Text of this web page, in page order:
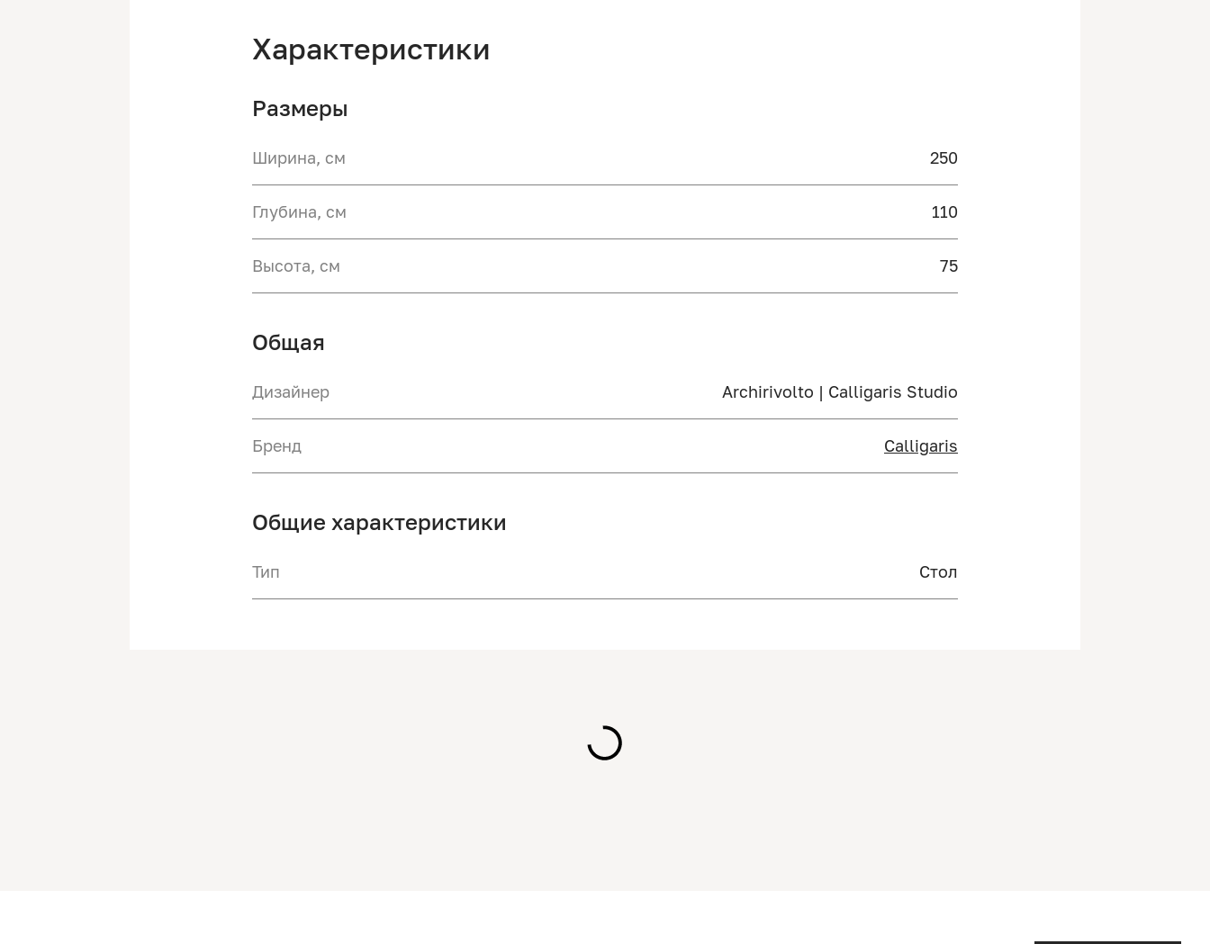
Характеристики
Размеры
Ширина, см 250
Глубина, см 110
Высота, см 75
Общая
Дизайнер Archirivolto | Calligaris Studio
Бренд Calligaris
Общие характеристики
Тип Стол